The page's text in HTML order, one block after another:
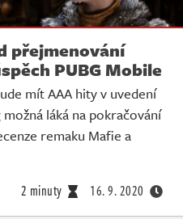
přejmenování
PUBG Mobile
mít AAA hity v uvedení
láká na pokračování
remaku Mafie a
2 minuty 16. 9. 2020